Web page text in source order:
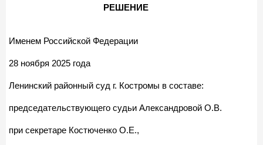
РЕШЕНИЕ
Именем Российской Федерации
28 ноября 2025 года
Ленинский районный суд г. Костромы в составе:
председательствующего судьи Александровой О.В.
при секретаре Костюченко О.Е.,